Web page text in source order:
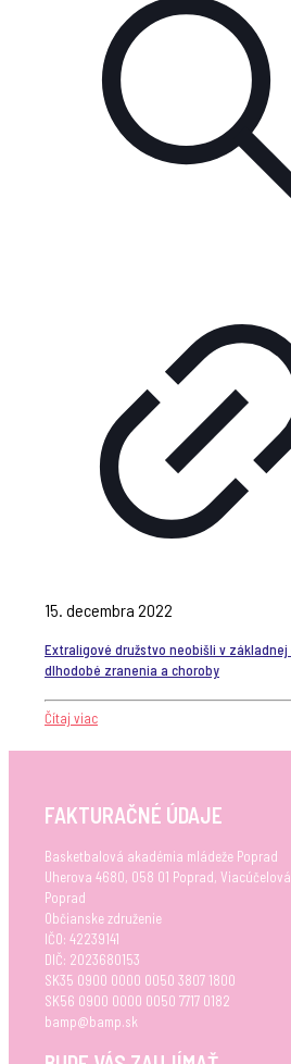
15. decembra 2022
Extraligové družstvo neobišli v základnej
dlhodobé zranenia a choroby
Čítaj viac
FAKTURAČNÉ ÚDAJE
Basketbalová akadémia mládeže Poprad
Uherova 4680, 058 01 Poprad,
Poprad
Občianske združenie
IČO: 42239141
DIČ: 2023680153
SK35 0900 0000 0050 3807 1800
SK56 0900 0000 0050 7717 0182
bamp@bamp.sk